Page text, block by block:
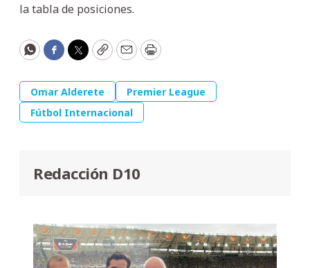
la tabla de posiciones.
WhatsApp
Facebook
Twitter
CopyEmailPrint
Omar Alderete
Premier League
Fútbol Internacional
Redacción D10